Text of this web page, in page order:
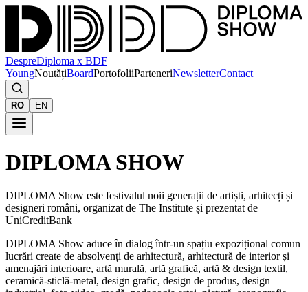
DespreDiploma x BDF
YoungNoutățiBoardPortofoliiParteneriNewsletterContact
RO EN
DIPLOMA SHOW
DIPLOMA Show este festivalul noii generații de artiști, arhitecți și
designeri români, organizat de The Institute și prezentat de
UniCreditBank
DIPLOMA Show aduce în dialog într-un spațiu expozițional comun
lucrări create de absolvenți de arhitectură, arhitectură de interior și
amenajări interioare, artă murală, artă grafică, artă & design textil,
ceramică-sticlă-metal, design grafic, design de produs, design